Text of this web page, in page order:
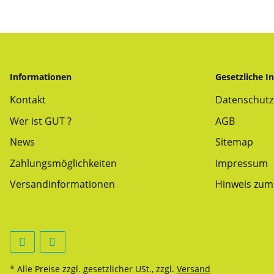
Informationen
Kontakt
Wer ist GUT ?
News
Zahlungsmöglichkeiten
Versandinformationen
Gesetzliche
Datenschutz
AGB
Sitemap
Impressum
Hinweis
* Alle Preise zzgl. gesetzlicher USt., zzgl. Versand